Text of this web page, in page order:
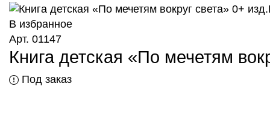
В избранное
Арт. 01147
Книга детская «По мечетям
Под заказ